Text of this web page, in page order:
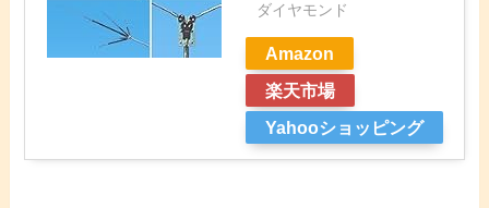
ダイヤモンド
Amazon
楽天市場
Yahooショッピング